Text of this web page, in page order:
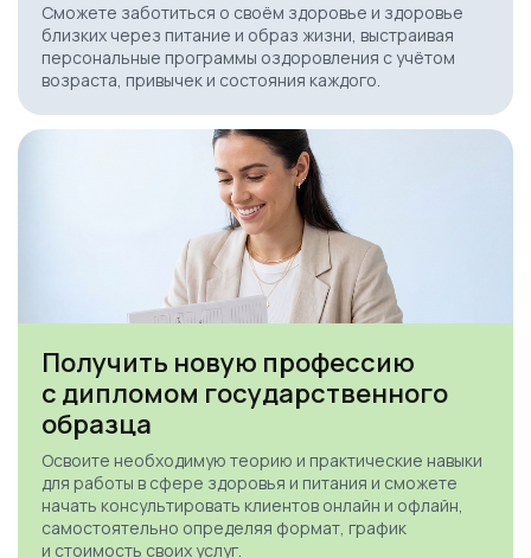
Сможете заботиться о своём здоровье и здоровье
близких через питание и образ жизни, выстраивая
персональные программы оздоровления с учётом
возраста, привычек и состояния каждого.
Получить новую профессию
с дипломом государственного
образца
Освоите необходимую теорию и практические навыки
для работы в сфере здоровья и питания и сможете
начать консультировать клиентов онлайн и офлайн,
самостоятельно определяя формат, график
и стоимость своих услуг.